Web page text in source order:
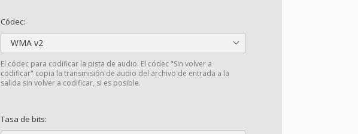
Códec:
WMA v2
El códec para codificar la pista de audio. El códec "Sin volver a
codificar" copia la transmisión de audio del archivo de entrada a la
salida sin volver a codificar, si es posible.
Tasa de bits: